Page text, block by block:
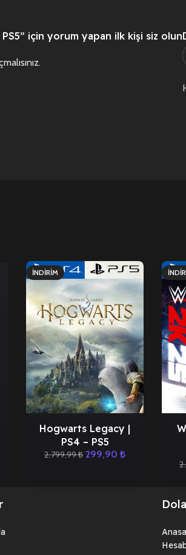
için yorum yapan ilk kişi siz olun
.
İNDIRIM
Hogwarts Legacy |
PS4 – PS5
2.799,99₺ 299,90 ₺